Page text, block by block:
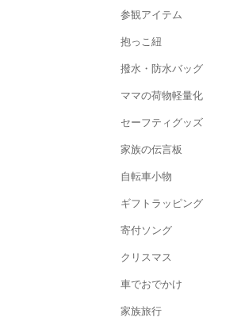
参観アイテム
抱っこ紐
撥水・防水バッグ
ママの荷物軽量化
セーフティグッズ
家族の伝言板
自転車小物
ギフトラッピング
寄付ソング
クリスマス
車でおでかけ
家族旅行